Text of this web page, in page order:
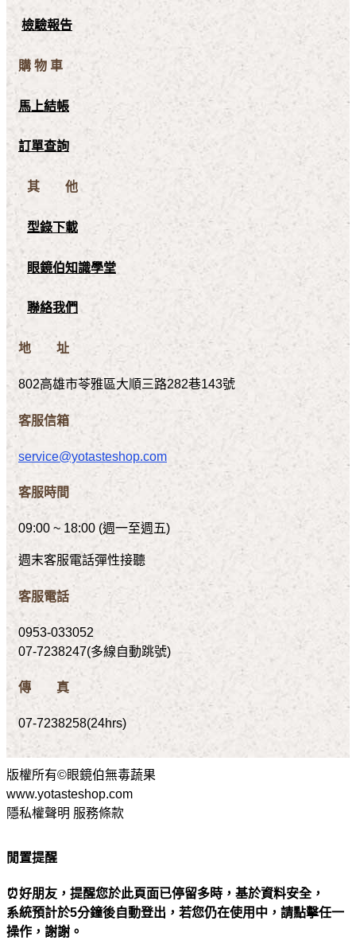
檢驗報告
購 物 車
馬上結帳
訂單查詢
其 他
型錄下載
眼鏡伯知識學堂
聯絡我們
地 址
802高雄市苓雅區大順三路282巷143號
客服信箱
service@yotasteshop.com
客服時間
09:00 ~ 18:00 (週一至週五)
週末客服電話彈性接聽
客服電話
0953-033052
07-7238247(多線自動跳號)
傳 真
07-7238258(24hrs)
版權所有©眼鏡伯無毒蔬果
www.yotasteshop.com
隱私權聲明 服務條款
閒置提醒
⏰好朋友，提醒您於此頁面已停留多時，基於資料安全，
系統預計於5分鐘後自動登出，若您仍在使用中，請點擊任一
操作，謝謝。